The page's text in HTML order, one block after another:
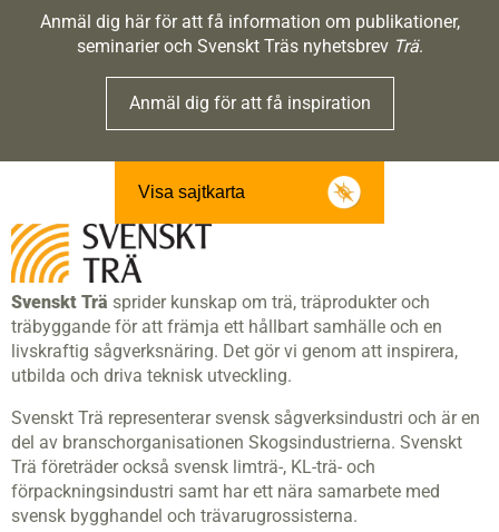
Anmäl dig här för att få information om publikationer,
seminarier och Svenskt Träs nyhetsbrev Trä.
Anmäl dig för att få inspiration
Visa sajtkarta
Svenskt Trä sprider kunskap om trä, träprodukter och
träbyggande för att främja ett hållbart samhälle och en
livskraftig sågverksnäring. Det gör vi genom att inspirera,
utbilda och driva teknisk utveckling.
Svenskt Trä representerar svensk sågverksindustri och är en
del av branschorganisationen Skogsindustrierna. Svenskt
Trä företräder också svensk limträ-, KL-trä- och
förpackningsindustri samt har ett nära samarbete med
svensk bygghandel och trävarugrossisterna.